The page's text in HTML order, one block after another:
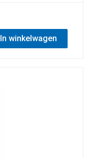
In winkelwagen